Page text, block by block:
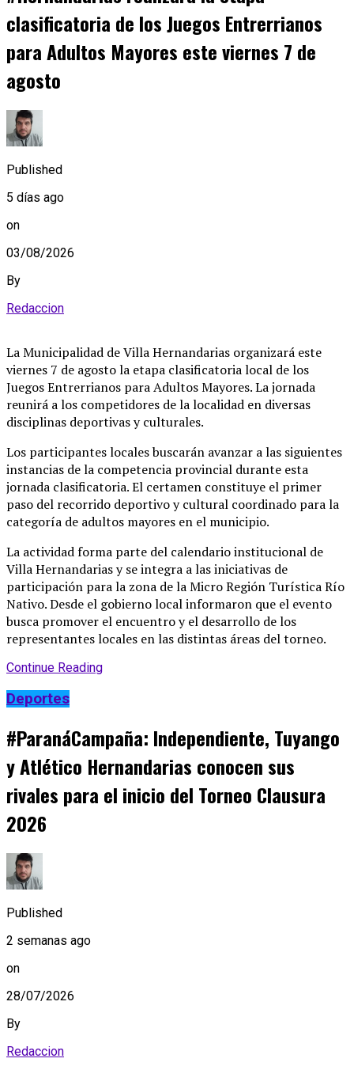
clasificatoria de los Juegos Entrerrianos
para Adultos Mayores este viernes 7 de
agosto
Published
5 días ago
on
03/08/2026
By
Redaccion
La Municipalidad de Villa Hernandarias organizará este
viernes 7 de agosto la etapa clasificatoria local de los
Juegos Entrerrianos para Adultos Mayores. La jornada
reunirá a los competidores de la localidad en diversas
disciplinas deportivas y culturales.
Los participantes locales buscarán avanzar a las siguientes
instancias de la competencia provincial durante esta
jornada clasificatoria. El certamen constituye el primer
paso del recorrido deportivo y cultural coordinado para la
categoría de adultos mayores en el municipio.
La actividad forma parte del calendario institucional de
Villa Hernandarias y se integra a las iniciativas de
participación para la zona de la Micro Región Turística Río
Nativo. Desde el gobierno local informaron que el evento
busca promover el encuentro y el desarrollo de los
representantes locales en las distintas áreas del torneo.
Continue Reading
Deportes
#ParanáCampaña: Independiente, Tuyango
y Atlético Hernandarias conocen sus
rivales para el inicio del Torneo Clausura
2026
Published
2 semanas ago
on
28/07/2026
By
Redaccion